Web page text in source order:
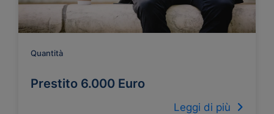
Quantità
Prestito 6.000 Euro
Leggi di più